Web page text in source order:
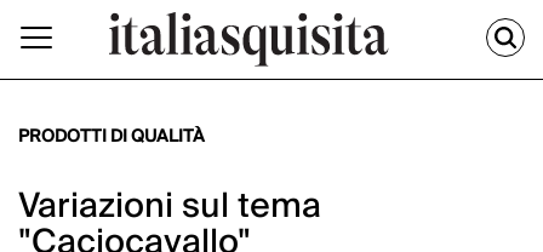
PRODOTTI DI QUALITÀ
Variazioni sul tema